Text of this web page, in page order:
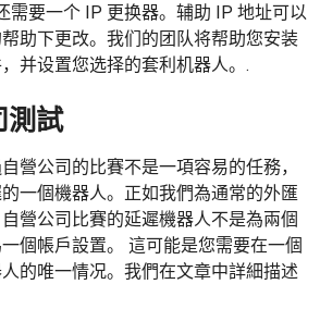
需要一个 IP 更换器。辅助 IP 地址可以
助下更改。我们的团队将帮助您安装
并设置您选择的套利机器人。.
測試
營公司的比賽不是一項容易的任務，
一個機器人。正如我們為通常的外匯
營公司比賽的延遲機器人不是為兩個
個帳戶設置。 這可能是您需要在一個
的唯一情况。我們在文章中詳細描述